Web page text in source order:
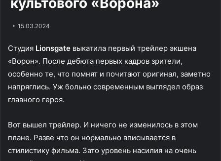
15.03.2024
Студия Lionsgate выкатила первый трейлер экшена
«Ворон». После дебюта первых кадров зрители,
особенно те, что помнят и почитают оригинал, заметно
напряглись. Уж больно современным выглядел образ
главного героя.
Вот вышел трейлер. И ничего не изменилось в этом
плане. Разве что он нормально вписывается в
стилистику фильма. Зато уровень насилия на очень